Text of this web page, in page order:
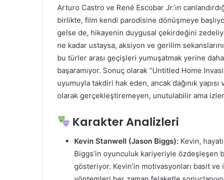
Arturo Castro ve René Escobar Jr.’ın
birlikte, film kendi parodisine dönüşmeye
gelse de, hikayenin duygusal çekirdeğini
ne kadar ustaysa, aksiyon ve gerilim
bu türler arası geçişleri yumuşatmak yerine
başaramıyor. Sonuç olarak “Untitled Home
uyumuyla takdiri hak eden, ancak dağınık
olarak gerçekleştiremeyen, unutulabilir ama
Karakter Analizleri
Kevin Stanwell (Jason Biggs): Kevin,
Biggs’in oyunculuk kariyeriyle özdeşleşen
gösteriyor. Kevin’in motivasyonları basit